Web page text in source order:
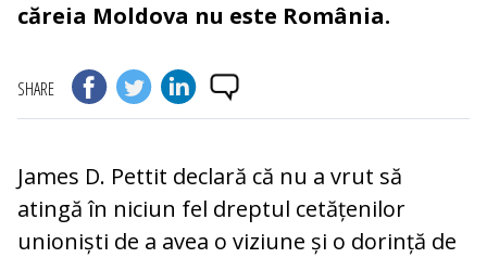
căreia Moldova nu este România.
SHARE
James D. Pettit declară că nu a vrut să
atingă în niciun fel dreptul cetățenilor
unioniști de a avea o viziune și o dorință de